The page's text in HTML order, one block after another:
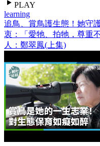
PLAY
learning
追鳥、賞鳥護生態！她守
衷：「愛牠、拍牠，尊重
人：鄭翠鳳(上集)